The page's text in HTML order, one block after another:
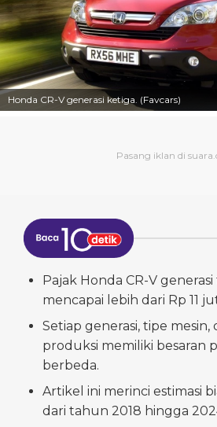
Honda CR-V generasi ketiga. (Favcars)
Pajak Honda CR-V
mencapai lebih dari Rp 11
Setiap generasi, tipe
produksi memiliki besaran
berbeda.
Artikel ini merinci estimasi
dari tahun 2018 hingga